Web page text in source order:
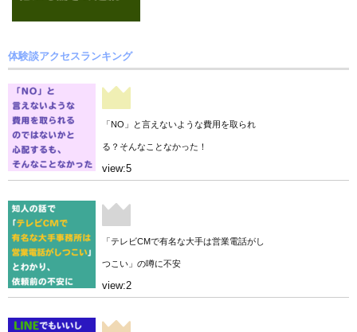
体験談アクセスランキング
「NO」と言えないような費用を取られ
る？そんなことなかった！
view:5
「テレビCMで有名な大手は営業電話がし
つこい」の噂に不安
view:2